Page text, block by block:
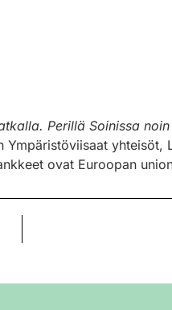
Perillä Soinissa noin
yhteisöt,
ovat Euroopan